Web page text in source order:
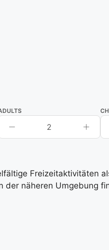
2
Freizeitaktivitäten
näheren Umgebung